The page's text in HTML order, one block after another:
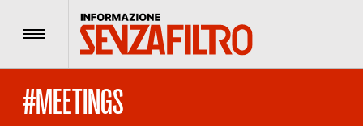
Menu
#MEETINGS